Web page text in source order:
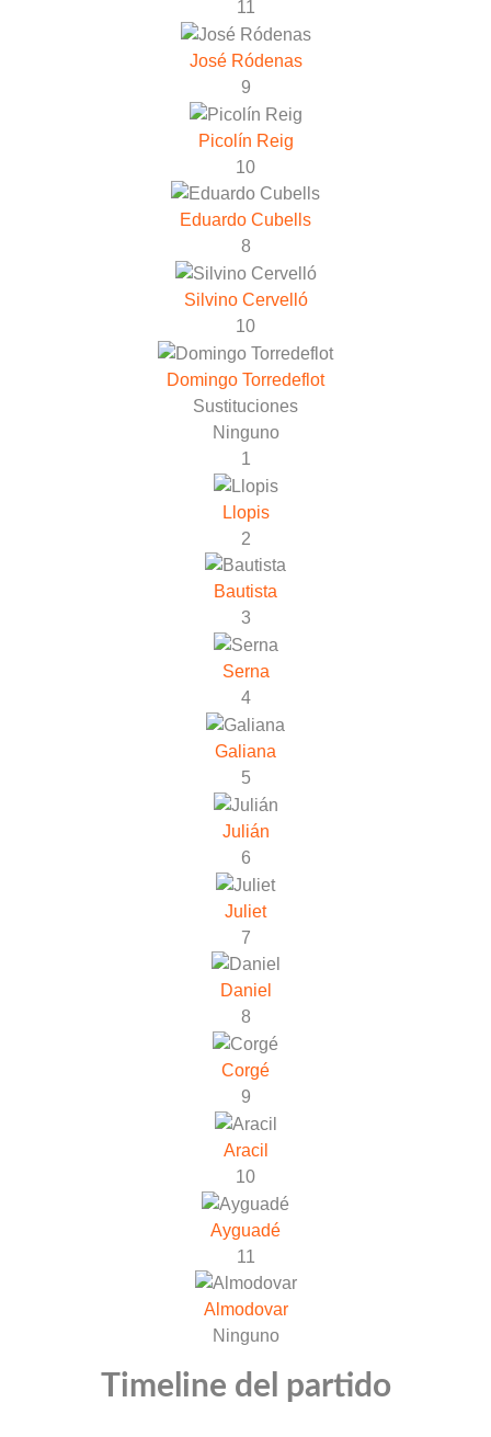
11
José Ródenas
9
Picolín Reig
10
Eduardo Cubells
8
Silvino Cervelló
10
Domingo Torredeflot
Sustituciones
Ninguno
1
Llopis
2
Bautista
3
Serna
4
Galiana
5
Julián
6
Juliet
7
Daniel
8
Corgé
9
Aracil
10
Ayguadé
11
Almodovar
Ninguno
Timeline del partido